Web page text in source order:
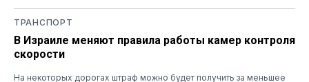
ТРАНСПОРТ
В Израиле меняют правила работы камер контроля
скорости
На некоторых дорогах штраф можно будет получить за меньшее